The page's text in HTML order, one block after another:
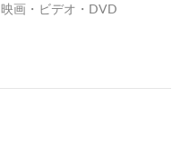
映画・ビデオ・DVD